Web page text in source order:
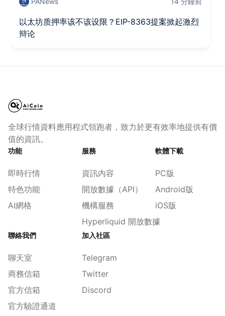
以太坊质押率该不该设限？EIP-8363提案掀起激烈
辩论
全球行情資料應用程式領跑者，致力於更有效率地提供有價
值的資訊。
功能
即時行情
特色功能
AI網格
服務
資訊內容
開放數據（API）
機構服務
Hyperliquid 開放數據
軟體下載
PC版
Android版
iOS版
聯絡我們
聊天室
商務信箱
官方信箱
官方驗證通道
加入社區
Telegram
Twitter
Discord